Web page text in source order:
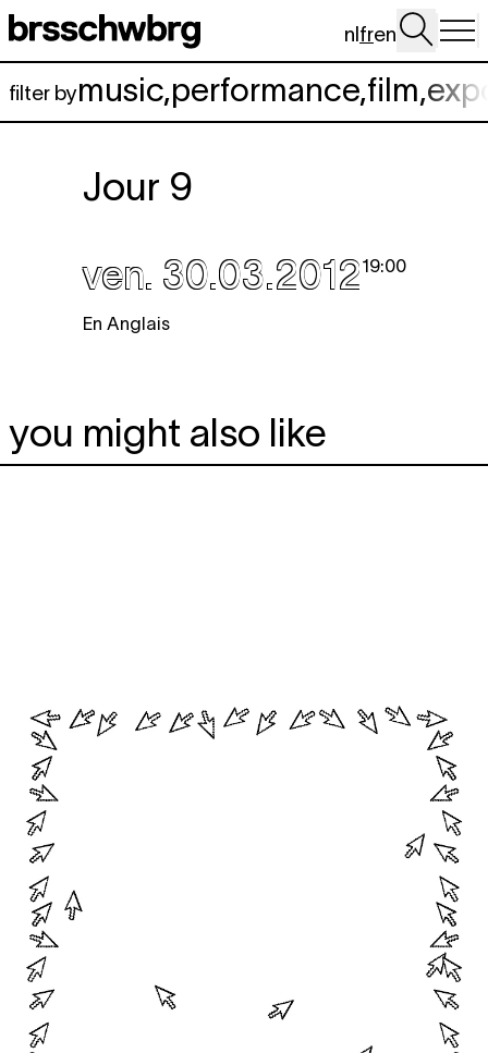
Aller au contenu principal
nlfren
filter bymusic,performance,film,
Jour 9
ven. 30.03.201219:00
En Anglais
you might also like